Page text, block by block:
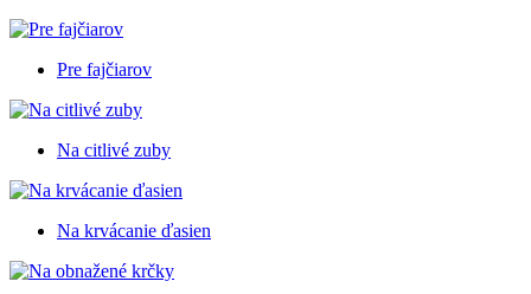
Pre fajčiarov
Na citlivé zuby
Na krvácanie ďasien